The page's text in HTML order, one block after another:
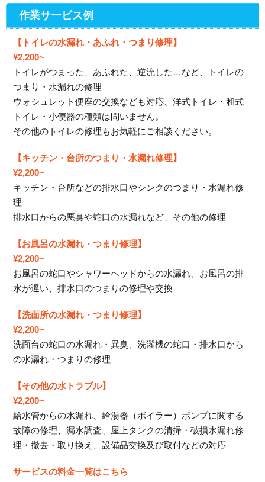
作業サービス例
【トイレの水漏れ・あふれ・つまり修理】
¥2,200~
トイレがつまった、あふれた、逆流した…など、トイレの
つまり・水漏れの修理
ウォシュレット便座の交換なども対応、洋式トイレ・和式
トイレ・小便器の種類は問いません。
その他のトイレの修理もお気軽にご相談ください。
【キッチン・台所のつまり・水漏れ修理】
¥2,200~
キッチン・台所などの排水口やシンクのつまり・水漏れ修
理
排水口からの悪臭や蛇口の水漏れなど、その他の修理
【お風呂の水漏れ・つまり修理】
¥2,200~
お風呂の蛇口やシャワーヘッドからの水漏れ、お風呂の排
水が遅い、排水口のつまりの修理や交換
【洗面所の水漏れ・つまり修理】
¥2,200~
洗面台の蛇口の水漏れ・異臭、洗濯機の蛇口・排水口から
の水漏れ・つまりの修理
【その他の水トラブル】
¥2,200~
給水管からの水漏れ、給湯器（ボイラー）ポンプに関する
故障の修理、漏水調査、屋上タンクの清掃・破損水漏れ修
理・撤去・取り換え、設備品交換及び取付などの対応
サービスの料金一覧はこちら